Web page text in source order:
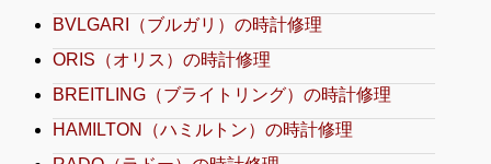
BVLGARI（ブルガリ）の時計修理
ORIS（オリス）の時計修理
BREITLING（ブライトリング）の時計修理
HAMILTON（ハミルトン）の時計修理